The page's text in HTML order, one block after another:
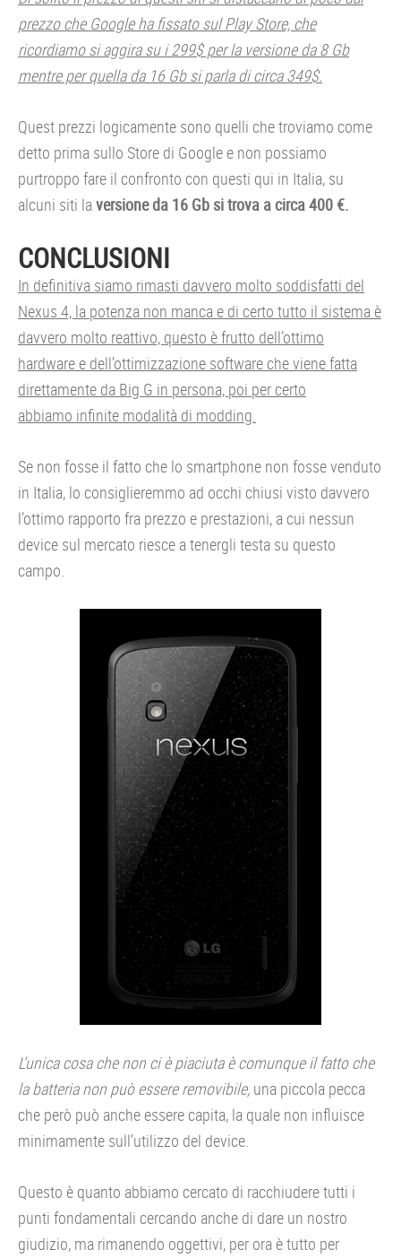
prezzo che Google ha fissato sul Play Store, che
ricordiamo si aggira su i 299$ per la versione da 8 Gb
mentre per quella da 16 Gb si parla di circa 349$.
Quest prezzi logicamente sono quelli che troviamo come
detto prima sullo Store di Google e non possiamo
purtroppo fare il confronto con questi qui in Italia, su
alcuni siti laversione da 16 Gb si trova a circa 400 €.
CONCLUSIONI
In definitiva siamo rimasti davvero molto soddisfatti del
Nexus 4, la potenza non manca e di certo tutto il sistema è
davvero molto reattivo, questo è frutto dell’ottimo
hardware e dell’ottimizzazione software che viene fatta
direttamente da Big G in persona, poi per certo
abbiamo infinite modalità di modding.
Se non fosse il fatto che lo smartphone non fosse venduto
in Italia, lo consiglieremmo ad occhi chiusi visto davvero
l’ottimo rapporto fra prezzo e prestazioni, a cui nessun
device sul mercato riesce a tenergli testa su questo
campo.
L’unica cosa che non ci è piaciuta è comunque il fatto che
la batteria non può essere removibile, una piccola pecca
che però può anche essere capita, la quale non influisce
minimamente sull’utilizzo del device.
Questo è quanto abbiamo cercato di racchiudere tutti i
punti fondamentali cercando anche di dare un nostro
giudizio, ma rimanendo oggettivi, per ora è tutto per